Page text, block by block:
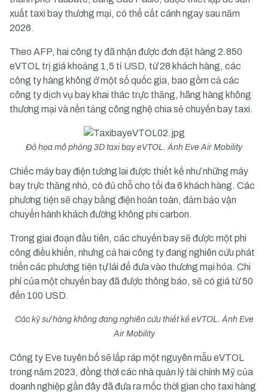
xuất taxi bay thương mại, có thể cất cánh ngay sau năm
2026.
Theo AFP, hai công ty đã nhận được đơn đặt hàng 2.850
eVTOL trị giá khoảng 1,5 tỉ USD, từ 28 khách hàng, các
công ty hàng không ở một số quốc gia, bao gồm cả các
công ty dịch vụ bay khai thác trực thăng, hãng hàng không
thương mại và nền tảng công nghệ chia sẻ chuyến bay taxi.
Đồ họa mô phỏng 3D taxi bay eVTOL. Ảnh Eve Air Mobility
Chiếc máy bay điện tương lai được thiết kế như những máy
bay trực thăng nhỏ, có đủ chỗ cho tối đa 6 khách hàng. Các
phương tiện sẽ chạy bằng điện hoàn toàn, đảm bảo vận
chuyển hành khách đường không phi carbon.
Trong giai đoạn đầu tiên, các chuyến bay sẽ được một phi
công điều khiển, nhưng cả hai công ty đang nghiên cứu phát
triển các phương tiện tự lái để đưa vào thương mại hóa. Chi
phí của một chuyến bay đã được thông báo, sẽ có giá từ 50
đến 100 USD.
Các kỹ sư hàng không đang nghiên cứu thiết kế eVTOL. Ảnh Eve
Air Mobility
Công ty Eve tuyên bố sẽ lắp ráp một nguyên mẫu eVTOL
trong năm 2023, đồng thời các nhà quản lý tài chính Mỹ của
doanh nghiệp gần đây đã đưa ra mốc thời gian cho taxi hàng